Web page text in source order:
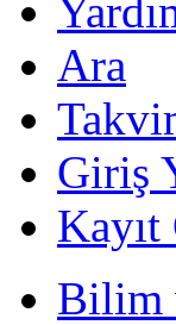
Ara
Giriş
Kayıt
Bilim